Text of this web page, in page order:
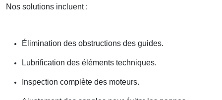
Nos solutions incluent :
Élimination des obstructions des guides.
Lubrification des éléments techniques.
Inspection complète des moteurs.